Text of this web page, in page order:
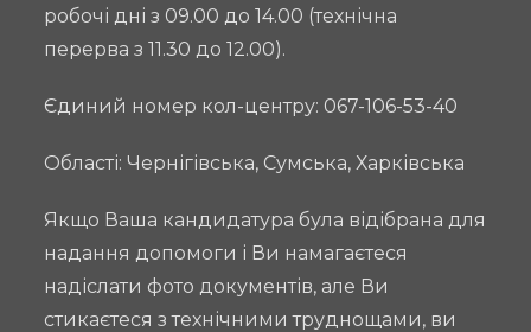
робочі дні з 09.00 до 14.00 (технічна
перерва з 11.30 до 12.00).
Єдиний номер кол-центру: 067-106-53-40
Області: Чернігівська, Сумська, Харківська
Якщо Ваша кандидатура була відібрана для
надання допомоги і Ви намагаєтеся
надіслати фото документів, але Ви
стикаєтеся з технічними труднощами, ви